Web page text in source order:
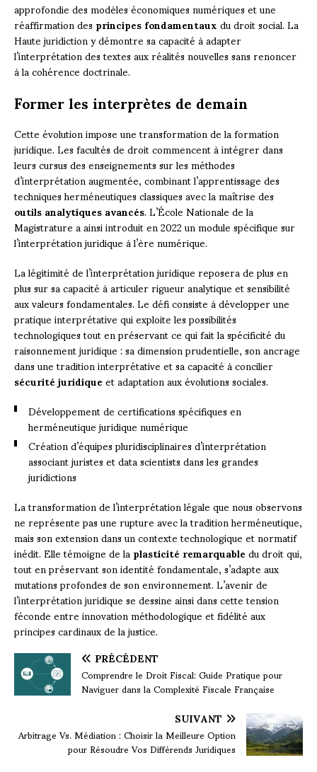
approfondie des modèles économiques numériques et une
réaffirmation desprincipes fondamentauxdu droit social. La
Haute juridiction y démontre sa capacité à adapter
l’interprétation des textes aux réalités nouvelles sans renoncer
à la cohérence doctrinale.
Former les interprètes de demain
Cette évolution impose une transformation de la formation
juridique. Les facultés de droit commencent à intégrer dans
leurs cursus des enseignements sur les méthodes
d’interprétation augmentée, combinant l’apprentissage des
techniques herméneutiques classiques avec la maîtrise des
outils analytiques avancés. L’École Nationale de la
Magistrature a ainsi introduit en 2022 un module spécifique sur
l’interprétation juridique à l’ère numérique.
La légitimité de l’interprétation juridique reposera de plus en
plus sur sa capacité à articuler rigueur analytique et sensibilité
aux valeurs fondamentales. Le défi consiste à développer une
pratique interprétative qui exploite les possibilités
technologiques tout en préservant ce qui fait la spécificité du
raisonnement juridique : sa dimension prudentielle, son ancrage
dans une tradition interprétative et sa capacité à concilier
sécurité juridiqueet adaptation aux évolutions sociales.
Développement de certifications spécifiques en
herméneutique juridique numérique
Création d’équipes pluridisciplinaires d’interprétation
associant juristes et data scientists dans les grandes
juridictions
La transformation de l’interprétation légale que nous observons
ne représente pas une rupture avec la tradition herméneutique,
mais son extension dans un contexte technologique et normatif
inédit. Elle témoigne de laplasticité remarquabledu droit qui,
tout en préservant son identité fondamentale, s’adapte aux
mutations profondes de son environnement. L’avenir de
l’interprétation juridique se dessine ainsi dans cette tension
féconde entre innovation méthodologique et fidélité aux
principes cardinaux de la justice.
PRÉCÉDENT
Comprendre le Droit Fiscal: Guide Pratique pour
Naviguer dans la Complexité Fiscale Française
SUIVANT
Arbitrage Vs. Médiation : Choisir la Meilleure Option
pour Résoudre Vos Différends Juridiques